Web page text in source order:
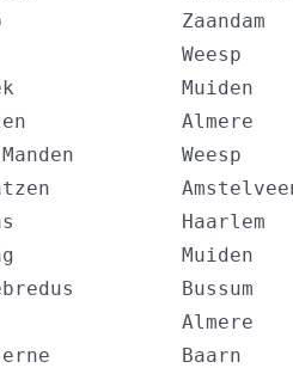
Zaandam
Weesp
Muiden
Almere
Weesp
Haarlem
Muiden
Bussum
Almere
Baarn